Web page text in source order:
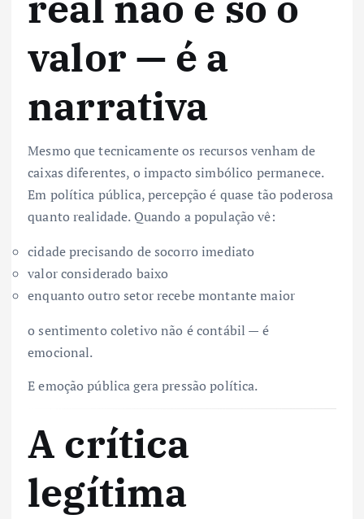
valor — é a
narrativa
Mesmo que tecnicamente os recursos venham de
caixas diferentes, o impacto simbólico permanece.
Em política pública, percepção é quase tão poderosa
quanto realidade. Quando a população vê:
cidade precisando de socorro imediato
valor considerado baixo
enquanto outro setor recebe montante maior
o sentimento coletivo não é contábil — é
emocional.
E emoção pública gera pressão política.
A crítica
legítima